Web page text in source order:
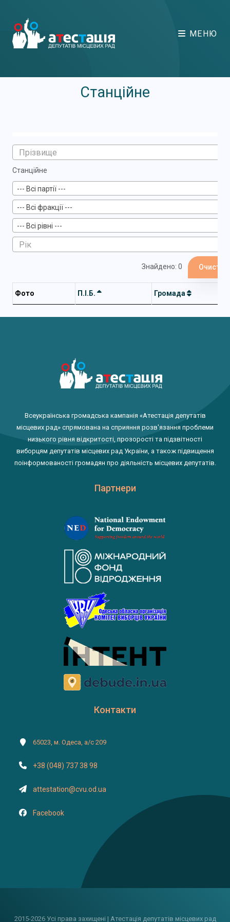
МЕНЮ
Станційне
Станційне
--- Всі партії ---
--- Всі фракції ---
--- Всі рівні ---
Знайдено: 0
Фото П.І.Б. Громада
Всеукраїнська громадська кампанія «Атестація депутатів
місцевих рад» спрямована на сприяння розв'язання проблеми
низького рівня відкритості, прозорості та підзвітності
виборцям депутатів місцевих рад України, а також підвищення
поінформованості громадян про діяльність місцевих депутатів.
Партнери
Контакти
65023, м. Одеса, а/с 209
+38 (048) 737 38 98
attestation@cvu.od.ua
Facebook
2015-2026 Усі права захищені | Атестація депутатів місцевих рад